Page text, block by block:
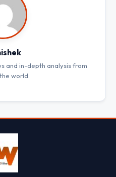
and in-depth analysis from
world.